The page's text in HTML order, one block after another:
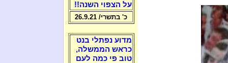
על הצפוי השנה!!
כ' בתשרי/ 26.9.21
מדוע נפתלי בנט
כראש הממשלה,
טוב פי כמה לעם